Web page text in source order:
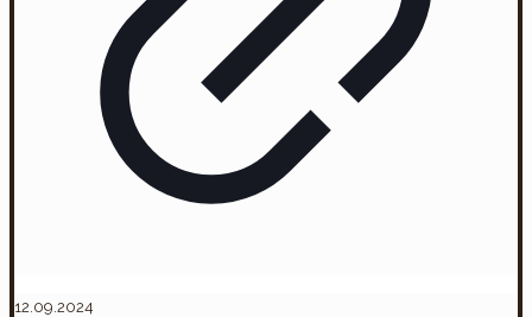
12.09.2024